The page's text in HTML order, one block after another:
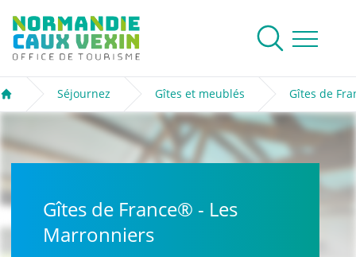
Normandie Caux Vexin
Ouvrir le
Rechercher
Accueil
Séjournez Gîtes et meublés Gîtes de
Gîtes de France® - Les
Marronniers